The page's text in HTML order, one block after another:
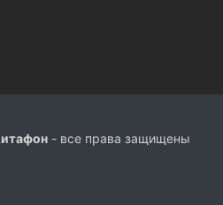
- все права защищены